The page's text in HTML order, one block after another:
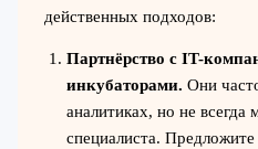
действенных подходов:
Партнёрство с IT-
инкубаторами. Они
аналитиках, но не всегда
специалиста.